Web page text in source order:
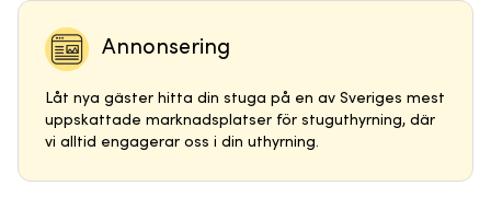
Annonsering
Låt nya gäster hitta din stuga på en av Sveriges mest
uppskattade marknadsplatser för stuguthyrning, där
vi alltid engagerar oss i din uthyrning.